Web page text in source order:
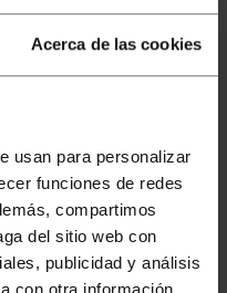
Acerca de las cookies
usan para personalizar
funciones de redes
compartimos
del sitio web con
publicidad y análisis
geïntegreerde
Met 3
voor werktafels,
gebruiker veel zit,
niet koud worden.
operators niet
is. Het heeft